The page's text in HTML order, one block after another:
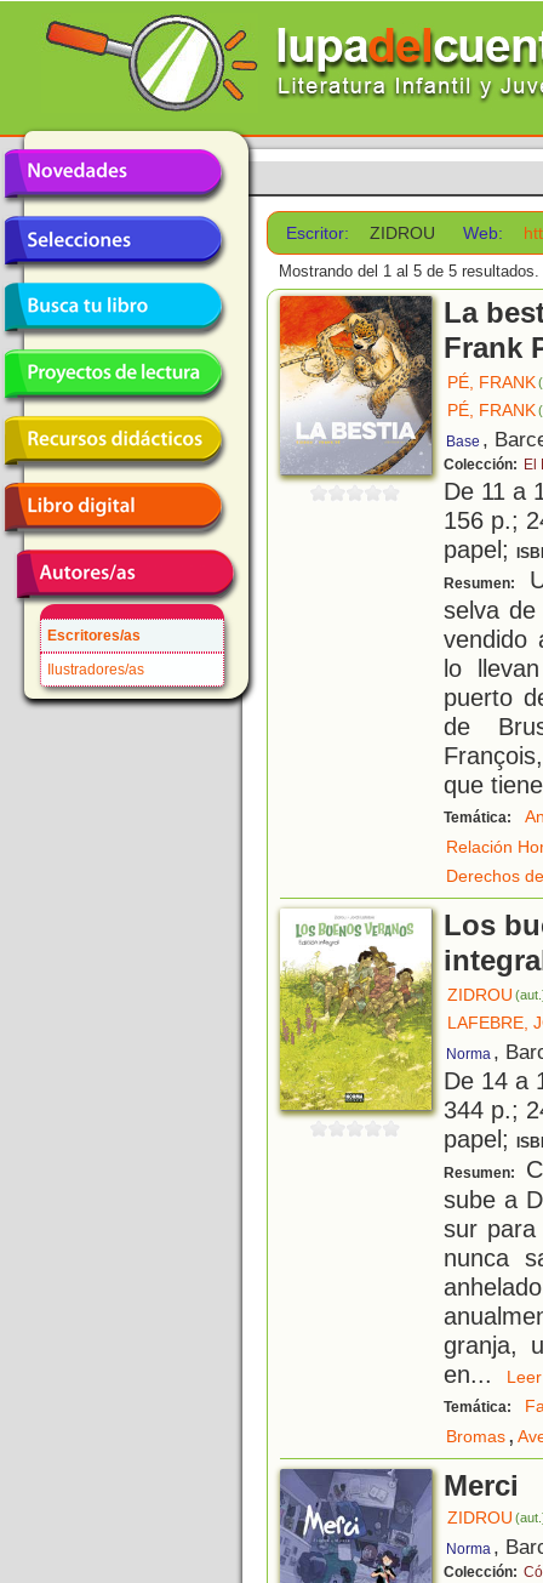
Escritores/as
Ilustradores/as
Escritor: ZIDROU Web:
Mostrando del 1 al 5 de 5 resultados.
La
Frank
PÉ, FRANK
PÉ, FRANK
Base ,
Colección: El
De 11 a
156 p.;
papel;
Resumen:
selva
vendido
lo
puerto
de
que
Temática:
Relación
Derechos
Los
ZIDROU
LAFEBRE,
Norma ,
De 14 a
344 p.;
papel;
Resumen:
sube a
sur para
nunca
granja,
en...
Temática:
Bromas,
Merci
ZIDROU
Norma ,
Colección: